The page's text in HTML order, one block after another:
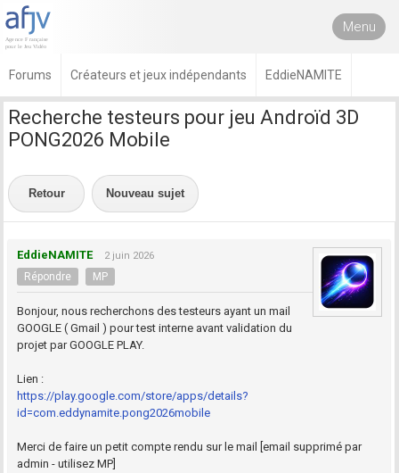
Menu
Forums Créateurs et jeux indépendants EddieNAMITE
Recherche testeurs pour jeu Androïd 3D
PONG2026 Mobile
Retour Nouveau sujet
EddieNAMITE 2 juin 2026
Répondre MP
Bonjour, nous recherchons des testeurs ayant un mail
GOOGLE ( Gmail ) pour test interne avant validation du
projet par GOOGLE PLAY.
Lien :
https://play.google.com/store/apps/details?
id=com.eddynamite.pong2026mobile
Merci de faire un petit compte rendu sur le mail [email supprimé par
admin - utilisez MP]